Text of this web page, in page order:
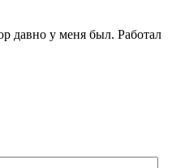
давно у меня был. Работал